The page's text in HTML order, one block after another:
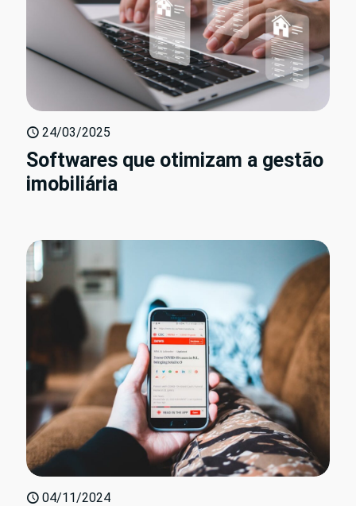
24/03/2025
Softwares que otimizam a gestão
imobiliária
04/11/2024